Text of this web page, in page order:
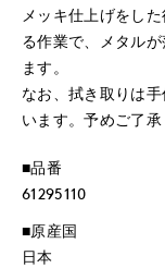
メッキ仕上げをし
る作業で、メタル
ます。
なお、拭き取りは
います。予めご了承
■品番
61295110
■原産国
日本